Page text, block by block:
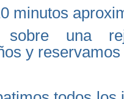
minutos
sobre una
y